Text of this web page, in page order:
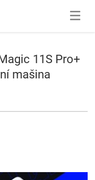
11S Pro+
mašina